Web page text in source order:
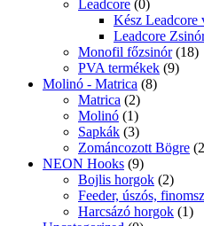
Leadcore (0)
Kész Leadcore
Leadcore
Monofil főzsinór (18)
PVA termékek (9)
Molinó - Matrica (8)
Matrica (2)
Molinó (1)
Sapkák (3)
Zománcozott Bögre
NEON Hooks (9)
Bojlis horgok (2)
Feeder, úszós,
Harcsázó horgok (1)